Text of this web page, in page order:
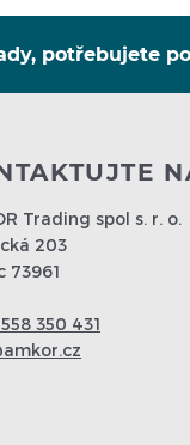
potřebujete
Trading spol s. r. o.
203
73961
350 431